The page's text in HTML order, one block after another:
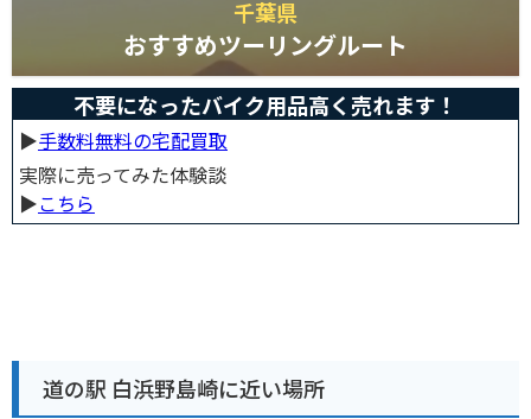
千葉県
おすすめツーリングルート
不要になったバイク用品高く売れます！
▶︎手数料無料の宅配買取
実際に売ってみた体験談
▶︎こちら
道の駅 白浜野島崎に近い場所